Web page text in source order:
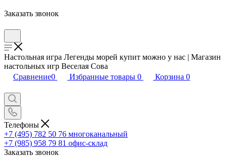
Заказать звонок
Настольная игра Легенды морей купит можно у нас | Магазин
настольных игр Веселая Сова
Сравнение0 Избранные товары 0 Корзина 0
Телефоны
+7 (495) 782 50 76 многоканальный
+7 (985) 958 79 81 офис-склад
Заказать звонок